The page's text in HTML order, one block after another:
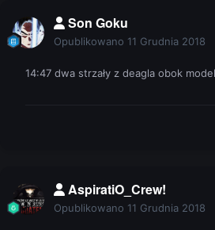
Son Goku
Opublikowano 11 Grudnia 2018
14:47 dwa strzały z deagla obok
AspiratiO_Crew!
Opublikowano 11 Grudnia 2018